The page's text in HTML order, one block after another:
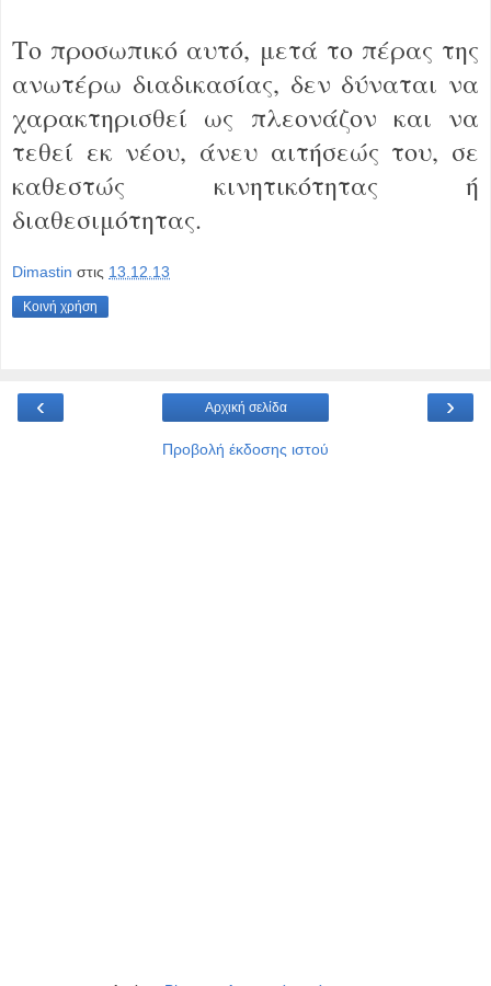
Το προσωπικό αυτό, μετά το πέρας της
ανωτέρω διαδικασίας, δεν δύναται να
χαρακτηρισθεί ως πλεονάζον και να
τεθεί εκ νέου, άνευ αιτήσεώς του, σε
καθεστώς κινητικότητας ή
διαθεσιμότητας.
Dimastin στις 13.12.13
Κοινή χρήση
‹ ›
Αρχική σελίδα
Προβολή έκδοσης ιστού